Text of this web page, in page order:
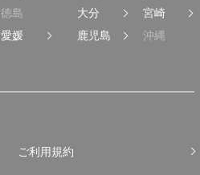
徳島
愛媛
大分
宮崎
鹿児島
沖縄
ご利用規約